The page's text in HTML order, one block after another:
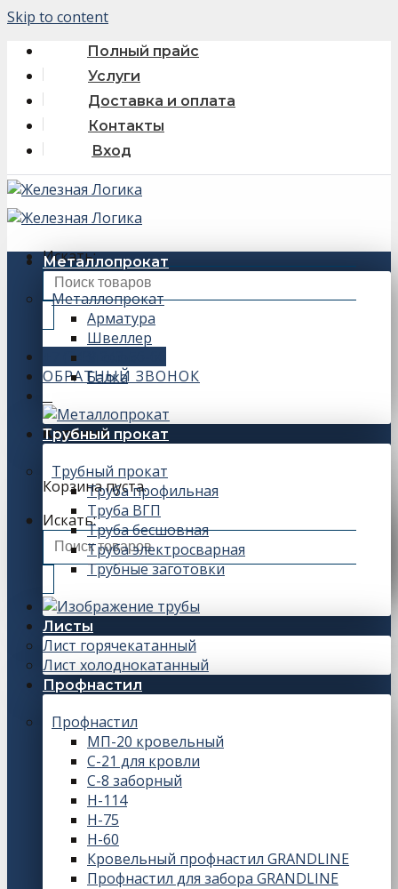
Skip to content
Полный прайс
Услуги
Доставка и оплата
Контакты
Вход
Искать:
+7 (343) 243-56-66
ОБРАТНЫЙ ЗВОНОК
Корзина
Корзина пуста.
Искать:
Металлопрокат
Металлопрокат
Арматура
Швеллер
Балка
Трубный прокат
Трубный прокат
Труба профильная
Труба ВГП
Труба бесшовная
Труба электросварная
Трубные заготовки
Листы
Лист горячекатанный
Лист холоднокатанный
Профнастил
Профнастил
МП-20 кровельный
С-21 для кровли
С-8 заборный
Н-114
Н-75
Н-60
Кровельный профнастил GRANDLINE
Профнастил для забора GRANDLINE